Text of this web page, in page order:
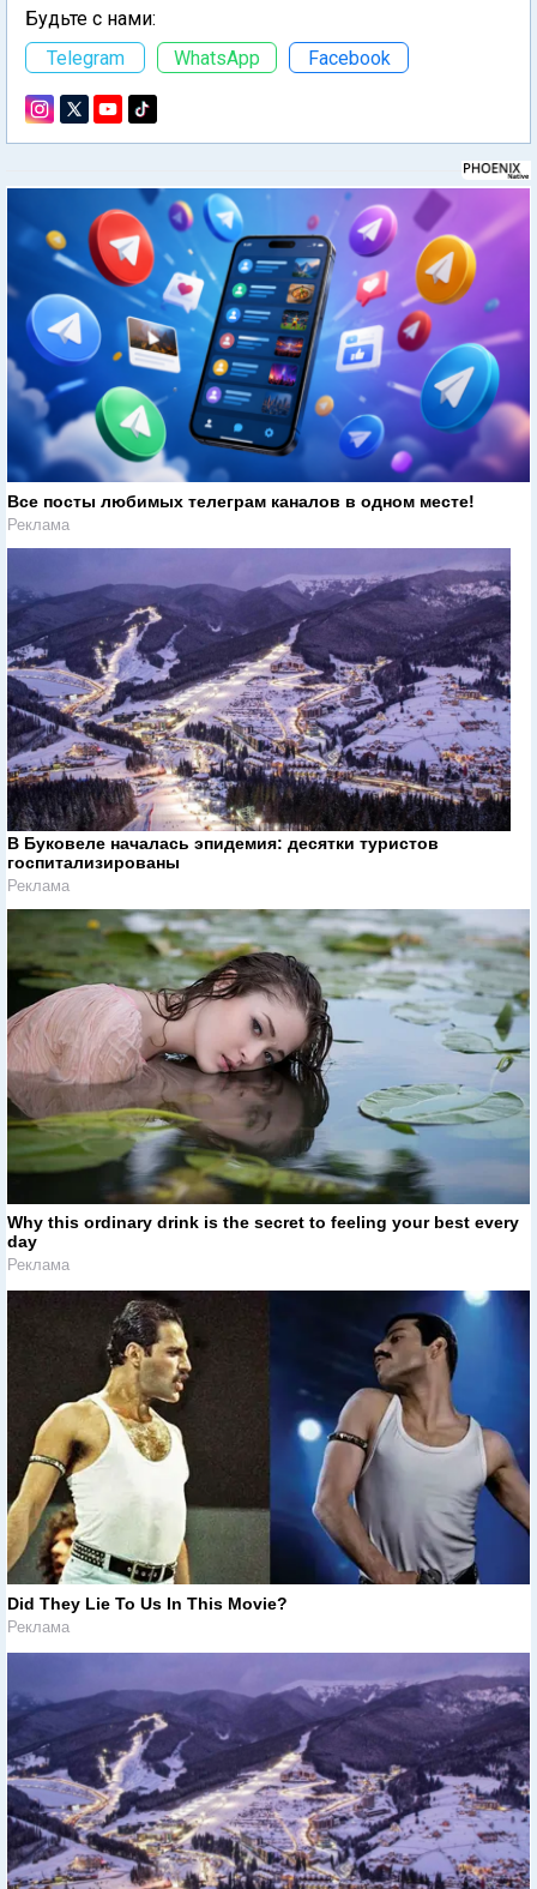
Будьте с нами:
Telegram
WhatsApp Facebook
Все посты любимых телеграм каналов в одном месте!
Реклама
В Буковеле началась эпидемия: десятки туристов
госпитализированы
Реклама
Why this ordinary drink is the secret to feeling your best every
day
Реклама
Did They Lie To Us In This Movie?
Реклама